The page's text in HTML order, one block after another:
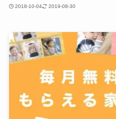
2018-10-04 2019-08-30